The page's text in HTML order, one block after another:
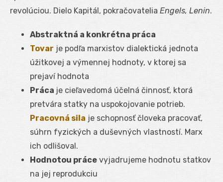
revolúciou. Dielo Kapitál, pokračovatelia Engels, Lenin.
Abstraktná a konkrétna práca
Tovar je podľa marxistov dialektická jednota
úžitkovej a výmennej hodnoty, v ktorej sa
prejaví hodnota
Práca je cieľavedomá účelná činnosť, ktorá
pretvára statky na uspokojovanie potrieb.
Pracovná sila je schopnosť človeka pracovať,
súhrn fyzických a duševných vlastností. Marx
ich odlišoval.
Hodnotou práce vyjadrujeme hodnotu statkov
na jej reprodukciu